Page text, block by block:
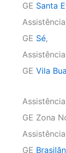
GE Santa
GE Sé,
GE Vila
GE Zona
GE